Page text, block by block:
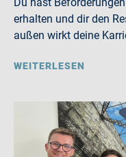
erhalten und dir den
außen wirkt deine
WEITERLESEN